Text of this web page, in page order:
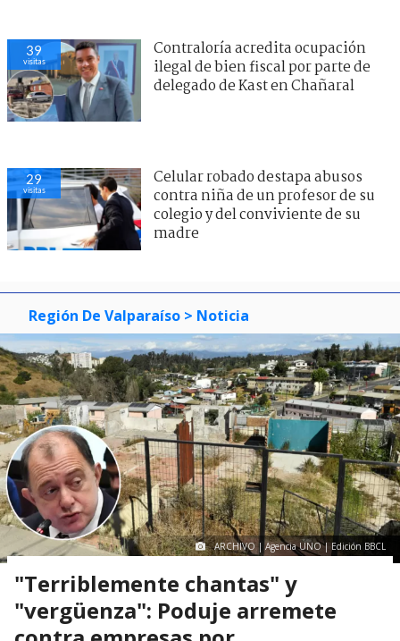
39
visitas
Contraloría acredita ocupación
ilegal de bien fiscal por parte de
delegado de Kast en Chañaral
29
visitas
Celular robado destapa abusos
contra niña de un profesor de su
colegio y del conviviente de su
madre
Región De Valparaíso > Noticia
ARCHIVO | Agencia UNO | Edición BBCL
"Terriblemente chantas" y
"vergüenza": Poduje arremete